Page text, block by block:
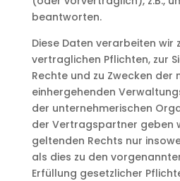
beantworten.
Diese Daten verarbeiten wir
vertraglichen Pflichten, zur
Rechte und zu Zwecken der
einhergehenden
der unternehmerischen
der Vertragspartner geben
geltenden Rechts nur
als dies zu den
Erfüllung gesetzlicher